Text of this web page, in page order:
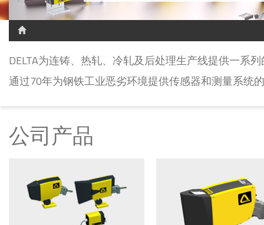
DELTA为连铸、热轧、冷轧及后处理生产线提供一系
通过70年为钢铁工业恶劣环境提供传感器和测量系统
公司产品